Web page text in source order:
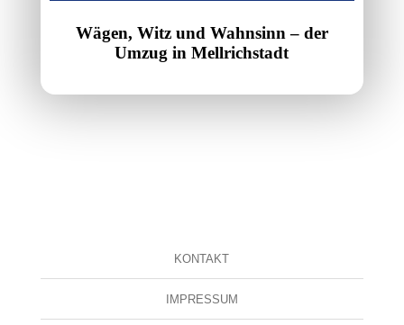
Wägen, Witz und Wahnsinn – der
Umzug in Mellrichstadt
KONTAKT
IMPRESSUM